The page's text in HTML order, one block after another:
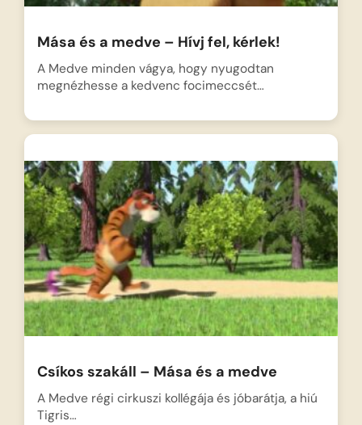
Mása és a medve – Hívj fel, kérlek!
A Medve minden vágya, hogy nyugodtan
megnézhesse a kedvenc focimeccsét…
Csíkos szakáll – Mása és a medve
A Medve régi cirkuszi kollégája és jóbarátja, a hiú
Tigris…